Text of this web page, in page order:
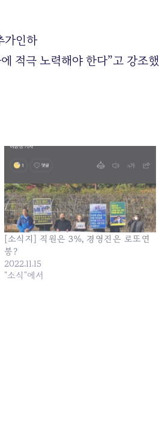
가인하
적극 노력해야 한다”고 강조했
[소식지] 직원은 3%, 경영진은 로또연
봉?
2022.11.15
"소식"에서